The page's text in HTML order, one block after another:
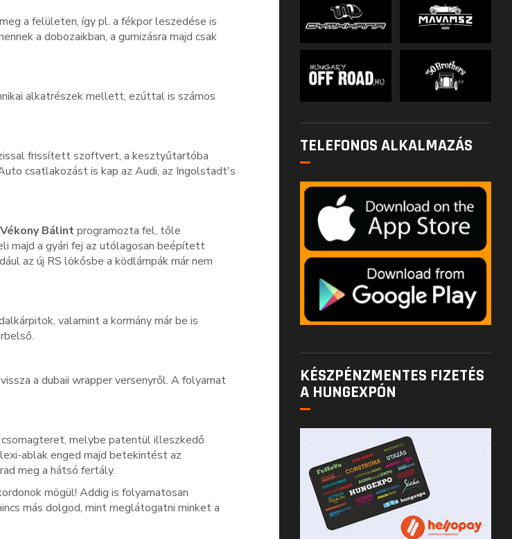
a felületen, így pl. a fékpor leszedése is
a dobozaikban, a gumizásra majd csak
alkatrészek mellett, ezúttal is számos
frissített szoftvert, a kesztyűtartóba
csatlakozást is kap az Audi, az Ingolstadt's
Vékony Bálintprogramozta fel, tőle
majd a gyári fej az utólagosan beépített
az új RS lökősbe a ködlámpák már nem
valamint a kormány már be is
a dubaii wrapper versenyről. A folyamat
csomagteret, melybe patentül illeszkedő
ablak enged majd betekintést az
meg a hátsó fertály.
mögül! Addig is folyamatosan
más dolgod, mint meglátogatni minket a
TELEFONOS ALKALMAZÁS
KÉSZPÉNZMENTES FIZETÉS
A HUNGEXPÓN